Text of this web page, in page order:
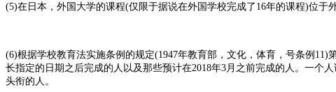
(5)在日本，外国大学的课程(仅限于据说在外国学校完成了16年的课程)位于
(6)根据学校教育法实施条例的规定(1947年教育部，文化，体育，号条例
长指定的日期之后完成的人以及那些预计在2018年3月之前完成的人。一个
头衔的人。